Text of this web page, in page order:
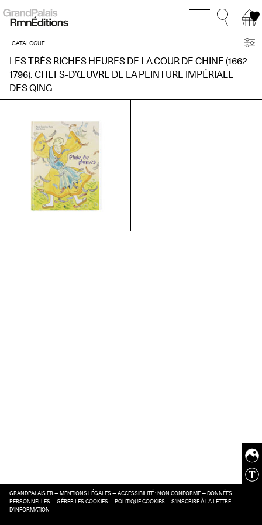
CATALOGUE
LES TRÈS RICHES HEURES DE LA COUR DE CHINE (1662-
1796). CHEFS-D’ŒUVRE DE LA PEINTURE IMPÉRIALE
DES QING
GRANDPALAIS.FR — MENTIONS LÉGALES — ACCESSIBILITÉ : NON CONFORME — DONNÉES
PERSONNELLES — GÉRER LES COOKIES — POLITIQUE COOKIES — S’INSCRIRE À LA LETTRE
D’INFORMATION